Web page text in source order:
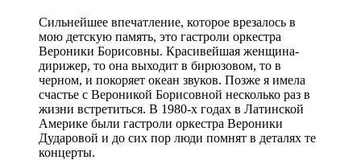
Сильнейшее впечатление, которое врезалось в
мою детскую память, это гастроли оркестра
Вероники Борисовны. Красивейшая женщина-
дирижер, то она выходит в бирюзовом, то в
черном, и покоряет океан звуков. Позже я имела
счастье с Вероникой Борисовной несколько раз в
жизни встретиться. В 1980-х годах в Латинской
Америке были гастроли оркестра Вероники
Дударовой и до сих пор люди помнят в деталях те
концерты.